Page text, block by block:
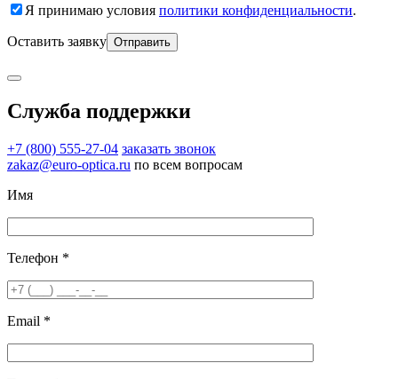
Я принимаю условия политики конфиденциальности.
Оставить заявку
Служба поддержки
+7 (800) 555-27-04 заказать звонок
zakaz@euro-optica.ru по всем вопросам
Имя
Телефон *
Email *